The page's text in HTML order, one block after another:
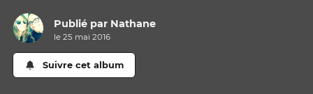
Publié par Nathane
le 25 mai 2016
Suivre cet album